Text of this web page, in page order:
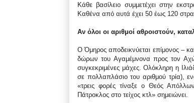
Κάθε βασίλειο συμμετέχει στην
Καθένα από αυτά έχει 50 έως 120
Αν όλοι οι αριθμοί αθροιστούν,
Ο Όμηρος αποδεικνύεται επίμονος –
δώρων του Αγαμέμνονα προς τον
συγκεκριμένες μάχες. Ολόκληρη η
σε πολλαπλάσιο του αριθμού τρία),
«τρεις φορές τίναξε ο Θεός
Πάτροκλος στο τείχος κτλ» σημειώνει.